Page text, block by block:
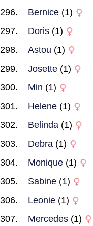
Bernice (1)
Doris (1)
Astou (1)
Josette (1)
Min (1)
Helene (1)
Belinda (1)
Debra (1)
Monique (1)
Sabine (1)
Leonie (1)
Mercedes (1)